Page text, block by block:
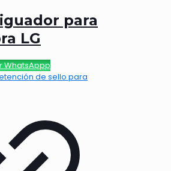
para
LG
WhatsAppp